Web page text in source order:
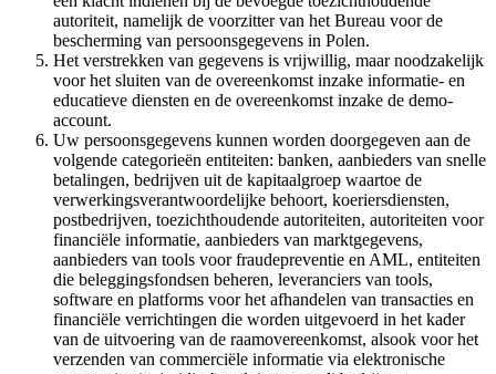
autoriteit, namelijk de voorzitter van het Bureau voor de
bescherming van persoonsgegevens in Polen.
Het verstrekken van gegevens is vrijwillig, maar noodzakelijk
voor het sluiten van de overeenkomst inzake informatie- en
educatieve diensten en de overeenkomst inzake de demo-
account.
Uw persoonsgegevens kunnen worden doorgegeven aan de
volgende categorieën entiteiten: banken, aanbieders van snelle
betalingen, bedrijven uit de kapitaalgroep waartoe de
verwerkingsverantwoordelijke behoort, koeriersdiensten,
postbedrijven, toezichthoudende autoriteiten, autoriteiten voor
financiële informatie, aanbieders van marktgegevens,
aanbieders van tools voor fraudepreventie en AML, entiteiten
die beleggingsfondsen beheren, leveranciers van tools,
software en platforms voor het afhandelen van transacties en
financiële verrichtingen die worden uitgevoerd in het kader
van de uitvoering van de raamovereenkomst, alsook voor het
verzenden van commerciële informatie via elektronische